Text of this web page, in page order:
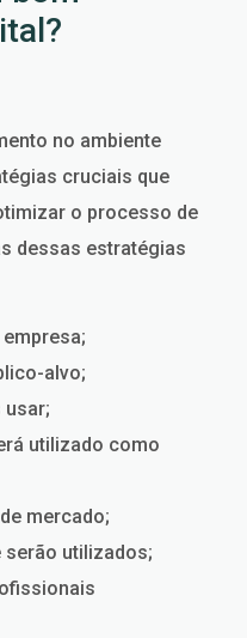
no ambiente
cruciais que
o processo de
dessas estratégias
alvo;
usar;
utilizado como
mercado;
serão utilizados;